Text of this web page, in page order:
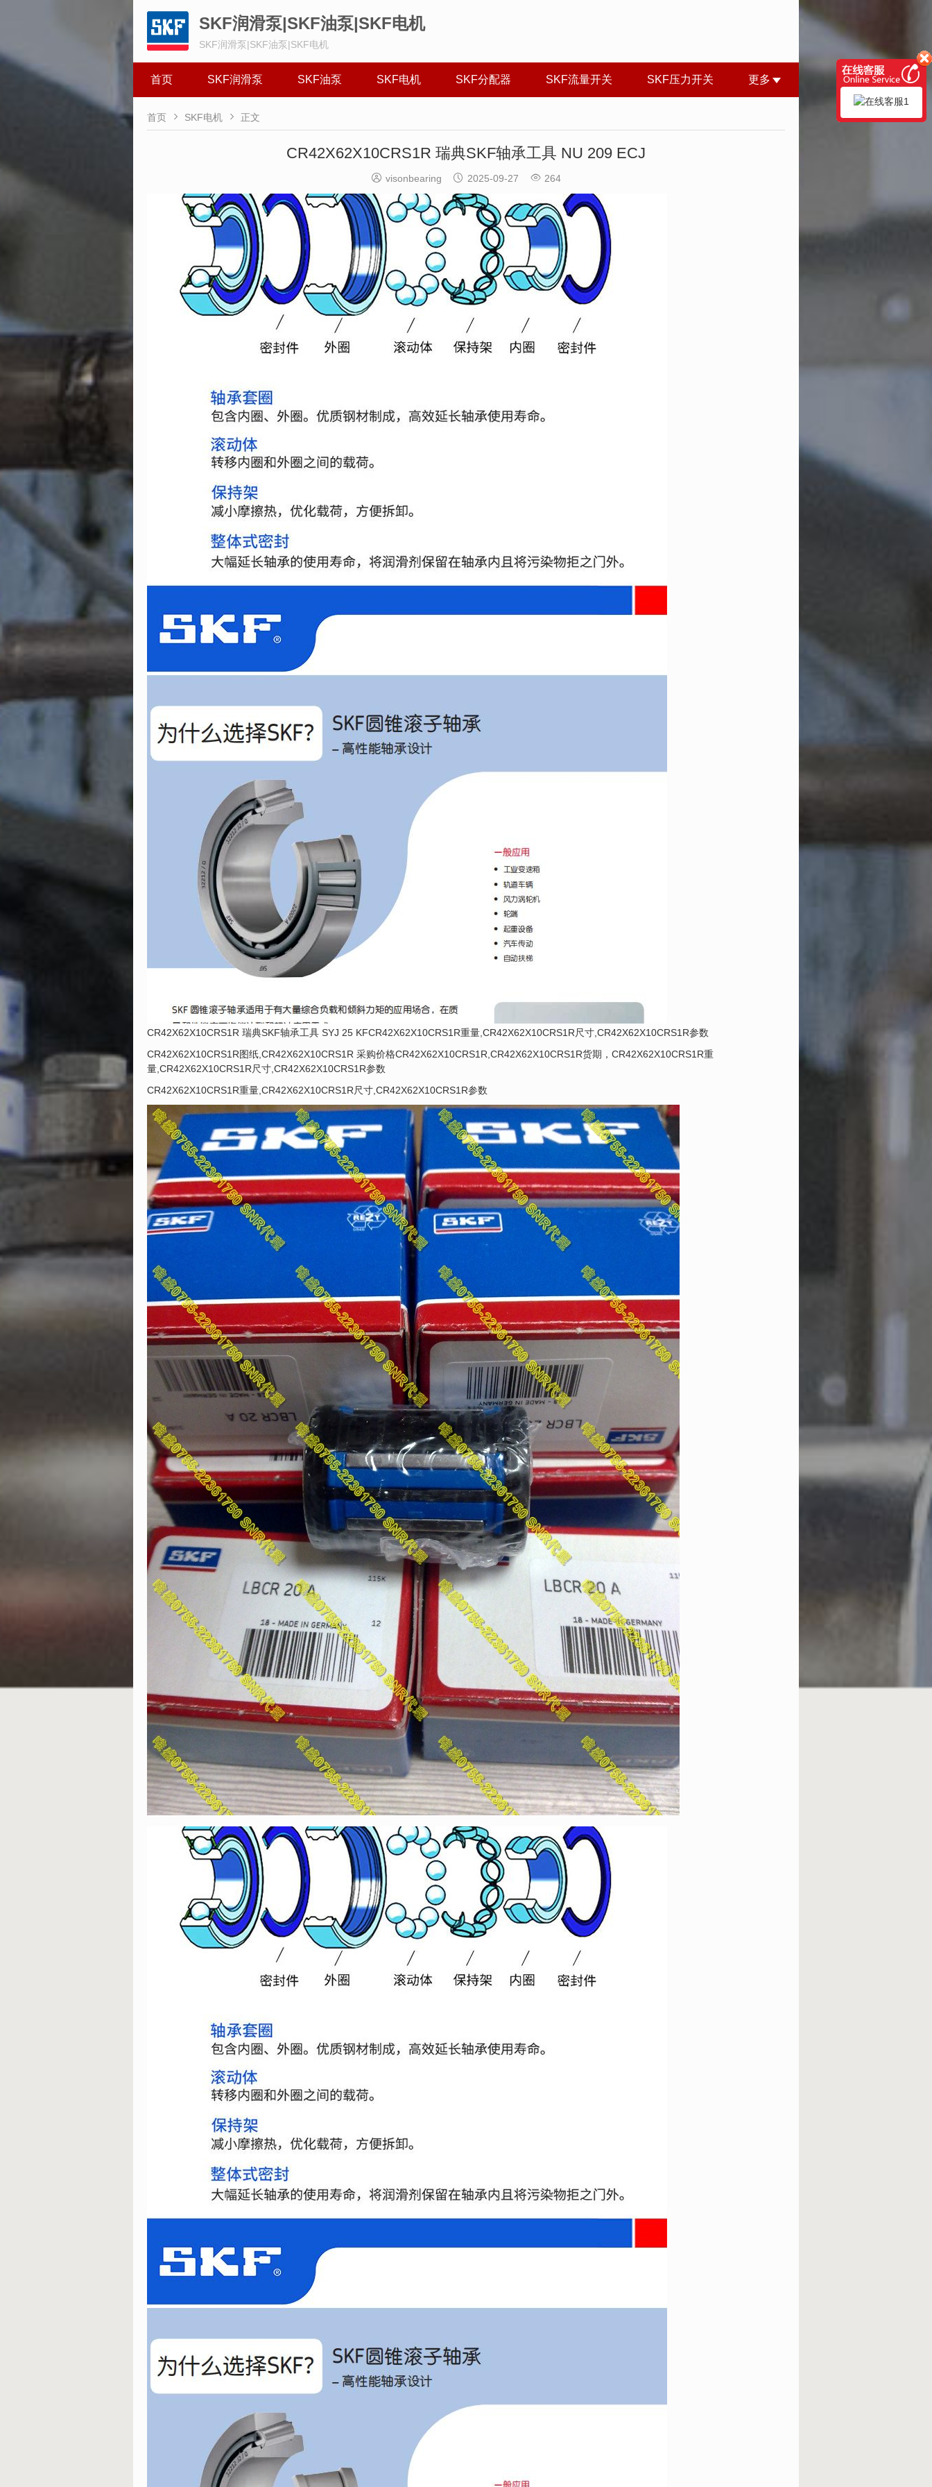
SKF润滑泵|SKF油泵|SKF电机
SKF润滑泵|SKF油泵|SKF电机
首页 SKF润滑泵 SKF油泵 SKF电机 SKF分配器 SKF流量开关 SKF压力开关 更多
首页  SKF电机  正文
CR42X62X10CRS1R 瑞典SKF轴承工具 NU 209 ECJ
 visonbearing  2025-09-27  264
CR42X62X10CRS1R 瑞典SKF轴承工具 SYJ 25 KFCR42X62X10CRS1R重量,CR42X62X10CRS1R尺寸,CR42X62X10CRS1R参数
CR42X62X10CRS1R图纸,CR42X62X10CRS1R 采购价格CR42X62X10CRS1R,CR42X62X10CRS1R货期，CR42X62X10CRS1R重
量,CR42X62X10CRS1R尺寸,CR42X62X10CRS1R参数
CR42X62X10CRS1R重量,CR42X62X10CRS1R尺寸,CR42X62X10CRS1R参数